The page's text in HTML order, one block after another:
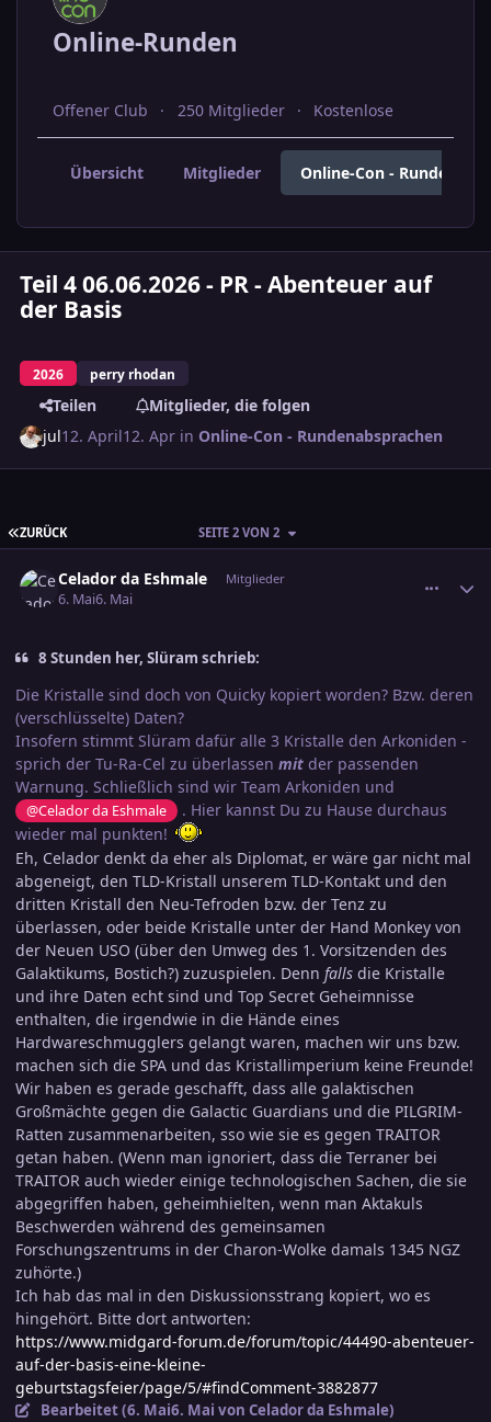
Online-Runden
Offener Club 250 Mitglieder Kostenlose
Übersicht Mitglieder Online-Con -
Teil 4 06.06.2026 - PR - Abenteuer auf
der Basis
2026 perry rhodan
Teilen
Mitglieder, die folgen
jul12. April12. Apr in Online-Con - Rundenabsprachen
ERSTE SEITE
ZURÜCK SEITE 2 VON 2
Celador da Eshmale Mitglieder
6. Mai6. Mai
8 Stunden her, Slüram schrieb:
Die Kristalle sind doch von Quicky kopiert worden? Bzw. deren
(verschlüsselte) Daten?
Insofern stimmt Slüram dafür alle 3 Kristalle den Arkoniden -
sprich der Tu-Ra-Cel zu überlassen mit der passenden
Warnung. Schließlich sind wir Team Arkoniden und
@Celador da Eshmale
. Hier kannst Du zu Hause durchaus
wieder mal punkten!
Eh, Celador denkt da eher als Diplomat, er wäre gar nicht mal
abgeneigt, den TLD-Kristall unserem TLD-Kontakt und den
dritten Kristall den Neu-Tefroden bzw. der Tenz zu
überlassen, oder beide Kristalle unter der Hand Monkey von
der Neuen USO (über den Umweg des 1. Vorsitzenden des
Galaktikums, Bostich?) zuzuspielen. Denn falls die Kristalle
und ihre Daten echt sind und Top Secret Geheimnisse
enthalten, die irgendwie in die Hände eines
Hardwareschmugglers gelangt waren, machen wir uns bzw.
machen sich die SPA und das Kristallimperium keine Freunde!
Wir haben es gerade geschafft, dass alle galaktischen
Großmächte gegen die Galactic Guardians und die PILGRIM-
Ratten zusammenarbeiten, sso wie sie es gegen TRAITOR
getan haben. (Wenn man ignoriert, dass die Terraner bei
TRAITOR auch wieder einige technologischen Sachen, die sie
abgegriffen haben, geheimhielten, wenn man Aktakuls
Beschwerden während des gemeinsamen
Forschungszentrums in der Charon-Wolke damals 1345 NGZ
zuhörte.)
Ich hab das mal in den Diskussionsstrang kopiert, wo es
hingehört. Bitte dort antworten:
https://www.midgard-forum.de/forum/topic/44490-abenteuer-
auf-der-basis-eine-kleine-
geburtstagsfeier/page/5/#findComment-3882877
Bearbeitet (6. Mai6. Mai von Celador da Eshmale)